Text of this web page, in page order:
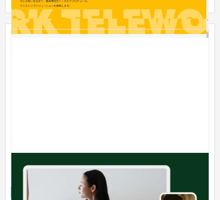
アパレルEC ランディングページ制作/撮影ディレクシ
ョン
ランディングページ ファッション・アパレル